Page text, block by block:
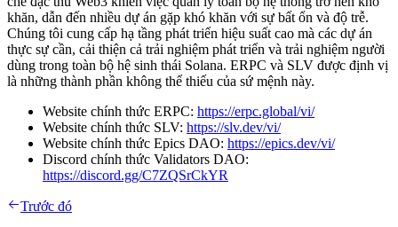
khăn, dẫn đến nhiều dự án gặp khó khăn với sự bất ổn và độ trễ.
Chúng tôi cung cấp hạ tầng phát triển hiệu suất cao mà các dự án
thực sự cần, cải thiện cả trải nghiệm phát triển và trải nghiệm người
dùng trong toàn bộ hệ sinh thái Solana. ERPC và SLV được định vị
là những thành phần không thể thiếu của sứ mệnh này.
Website chính thức ERPC: https://erpc.global/vi/
Website chính thức SLV: https://slv.dev/vi/
Website chính thức Epics DAO: https://epics.dev/vi/
Discord chính thức Validators DAO:
https://discord.gg/C7ZQSrCkYR
Trước đó